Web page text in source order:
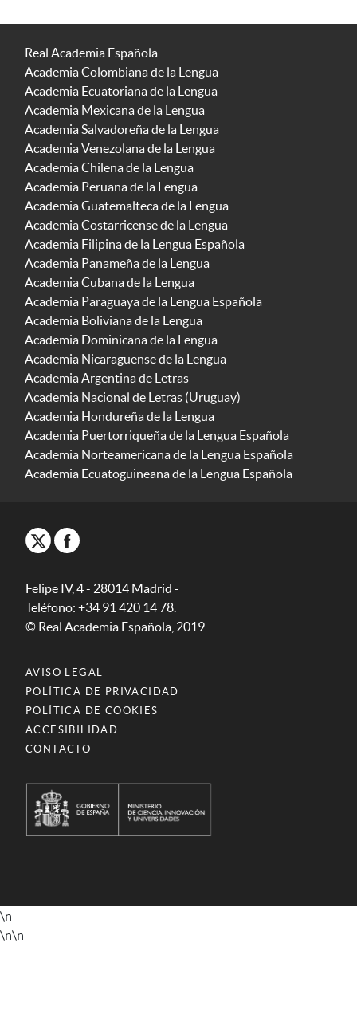
Real Academia Española
Academia Colombiana de la Lengua
Academia Ecuatoriana de la Lengua
Academia Mexicana de la Lengua
Academia Salvadoreña de la Lengua
Academia Venezolana de la Lengua
Academia Chilena de la Lengua
Academia Peruana de la Lengua
Academia Guatemalteca de la Lengua
Academia Costarricense de la Lengua
Academia Filipina de la Lengua Española
Academia Panameña de la Lengua
Academia Cubana de la Lengua
Academia Paraguaya de la Lengua Española
Academia Boliviana de la Lengua
Academia Dominicana de la Lengua
Academia Nicaragüense de la Lengua
Academia Argentina de Letras
Academia Nacional de Letras (Uruguay)
Academia Hondureña de la Lengua
Academia Puertorriqueña de la Lengua Española
Academia Norteamericana de la Lengua Española
Academia Ecuatoguineana de la Lengua Española
Felipe IV, 4 - 28014 Madrid -
Teléfono: +34 91 420 14 78.
© Real Academia Española, 2019
AVISO LEGAL
POLÍTICA DE PRIVACIDAD
POLÍTICA DE COOKIES
ACCESIBILIDAD
CONTACTO
\n
\n\n